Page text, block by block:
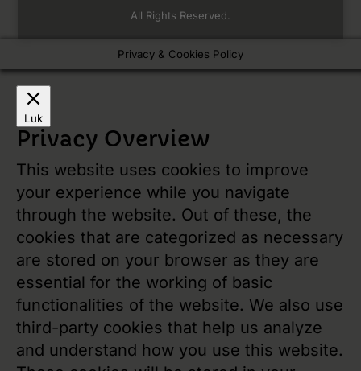
All Rights Reserved.
Privacy & Cookies Policy
Luk
Privacy Overview
This website uses cookies to improve
your experience while you navigate
through the website. Out of these, the
cookies that are categorized as necessary
are stored on your browser as they are
essential for the working of basic
functionalities of the website. We also use
third-party cookies that help us analyze
and understand how you use this website.